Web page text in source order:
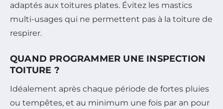
adaptés aux toitures plates. Évitez les mastics
multi-usages qui ne permettent pas à la toiture de
respirer.
QUAND PROGRAMMER UNE INSPECTION
TOITURE ?
Idéalement après chaque période de fortes pluies
ou tempêtes, et au minimum une fois par an pour